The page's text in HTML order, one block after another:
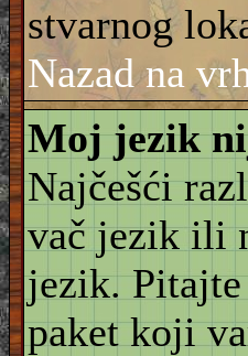
stvarnog
Nazad na
Moj jezik
Najčešći
vač jezik ili
jezik.
paket koji